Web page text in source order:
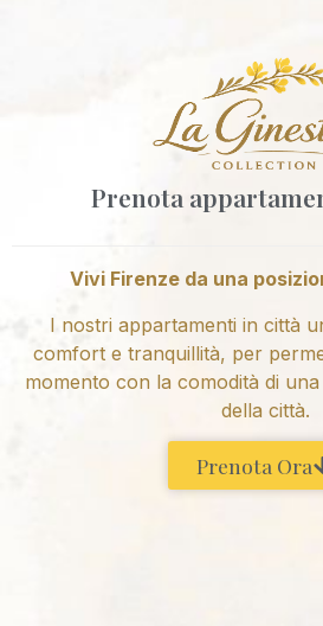
Prenota
Vivi Firenze da una
I nostri appartamenti in città
comfort e tranquillità, per
momento con la comodità di
della città.
Prenota Ora